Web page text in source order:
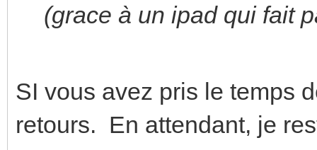
(grace à un ipad qui fait
SI vous avez pris le temps
retours. En attendant, je